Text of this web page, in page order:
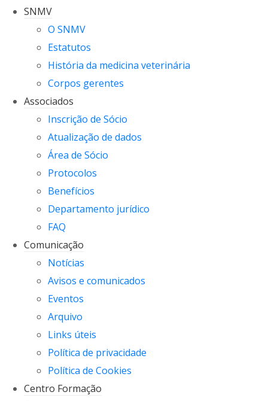
SNMV
O SNMV
Estatutos
História da medicina veterinária
Corpos gerentes
Associados
Inscrição de Sócio
Atualização de dados
Área de Sócio
Protocolos
Benefícios
Departamento jurídico
FAQ
Comunicação
Notícias
Avisos e comunicados
Eventos
Arquivo
Links úteis
Política de privacidade
Política de Cookies
Centro Formação